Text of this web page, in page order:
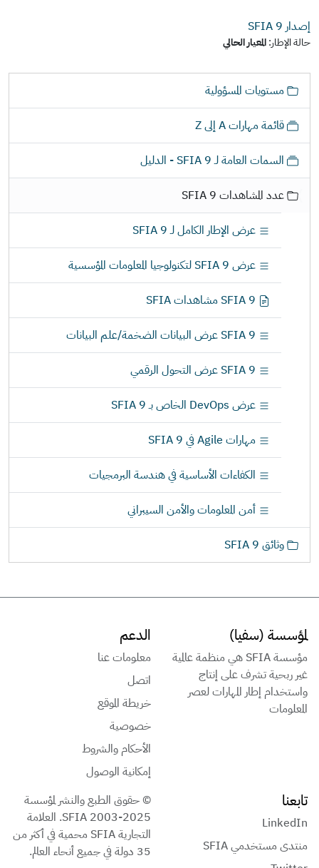
إصدار SFIA 9
حالة الإطار:المعيار الحالي
ر
مستويات المسؤولية
قائمة مهارات A إلى Z
السمات العامة لـ SFIA 9 - الدليل
عدد المشاهدات SFIA 9
عرض الإطار الكامل لـ SFIA 9
عرض SFIA 9 لتكنولوجيا المعلومات المؤسسية
عرض DevOps الخاص بـ SFIA 9
مهارات Agile في SFIA 9
الكفاءات الأساسية في هندسة البرمجيات
أمن المعلومات والأمن السيبراني
وثائق SFIA 9
لمؤسسة (سفيا)
مؤسسة SFIA هي منظمة عالمية
غير ربحية تشرف على إنتاج
واستخدام إطار المهارات لعصر
المعلومات
الدعم
معلومات عنا
اتصل
خريطة الموقع
خصوصية
الأحكام والشروط
إمكانية الوصول
تابعنا
LinkedIn
منتدى مستخدمي SFIA
© حقوق الطبع والنشر لمؤسسة
SFIA 2003-2025. العلامة
التجارية SFIA محمية في أكثر من
35 دولة في جميع أنحاء العالم.